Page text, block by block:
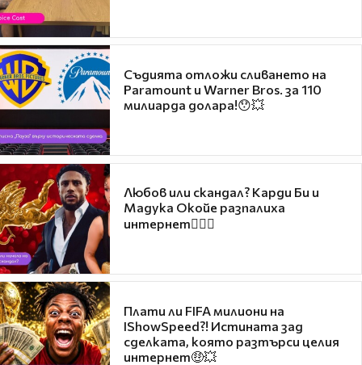
Съдията отложи сливането на
Paramount и Warner Bros. за 110
милиарда долара!😯💥
Любов или скандал? Карди Би и
Мадука Окойе разпалиха
интернет❤️‍🔥🔥
Плати ли FIFA милиони на
IShowSpeed?! Истината зад
сделката, която разтърси целия
интернет🤑💥